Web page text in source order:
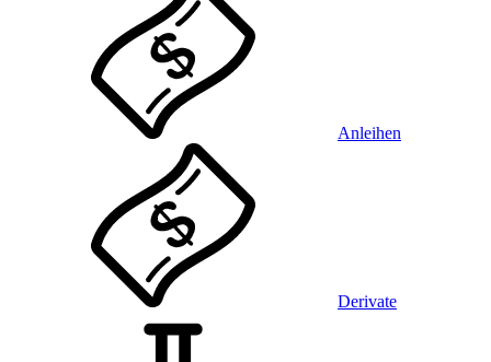
Anleihen
Derivate